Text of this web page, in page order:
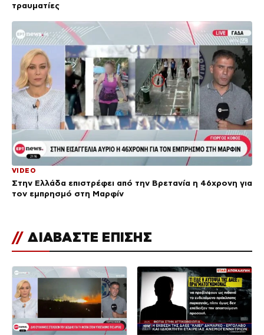
τραυματίες
VIDEO
Στην Ελλάδα επιστρέφει από την Βρετανία η 46χρονη για
τον εμπρησμό στη Μαρφίν
// ΔΙΑΒΑΣΤΕ ΕΠΙΣΗΣ